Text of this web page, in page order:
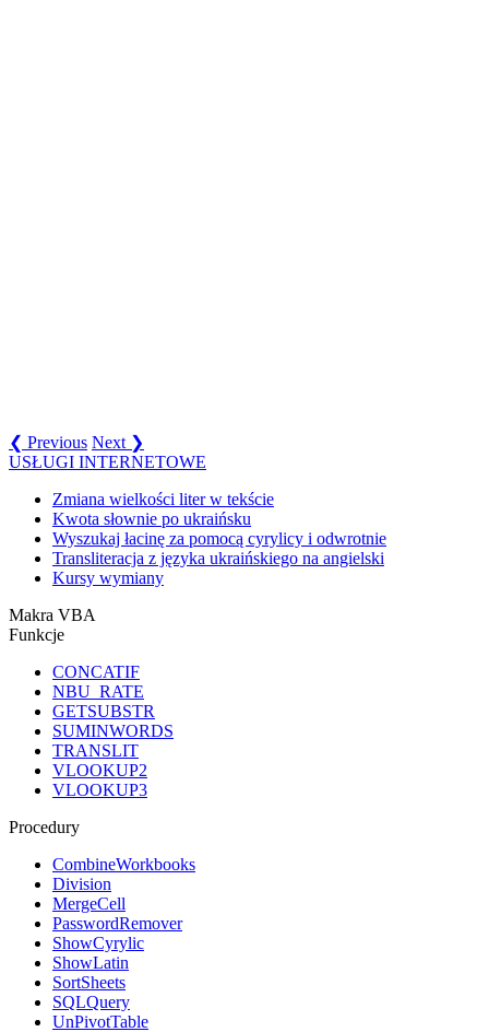
❮ Previous Next ❯
USŁUGI INTERNETOWE
Zmiana wielkości liter w tekście
Kwota słownie po ukraińsku
Wyszukaj łacinę za pomocą cyrylicy i odwrotnie
Transliteracja z języka ukraińskiego na angielski
Kursy wymiany
Makra VBA
Funkcje
CONCATIF
NBU_RATE
GETSUBSTR
SUMINWORDS
TRANSLIT
VLOOKUP2
VLOOKUP3
Procedury
CombineWorkbooks
Division
MergeCell
PasswordRemover
ShowCyrylic
ShowLatin
SortSheets
SQLQuery
UnPivotTable